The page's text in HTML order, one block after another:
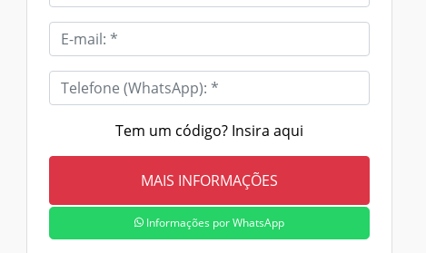
Tem um código? Insira aqui
Informações por WhatsApp